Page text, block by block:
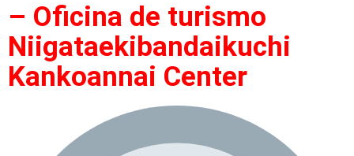
– Oficina de turismo
Niigataekibandaikuchi
Kankoannai Center